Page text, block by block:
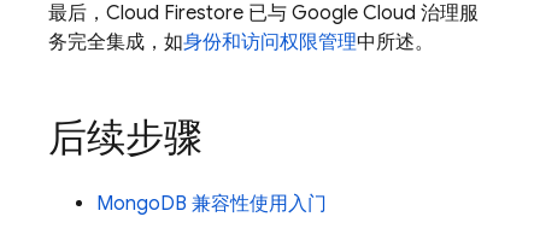
最后， Cloud Firestore 已与 Google Cloud 治理服
务完全集成，如身份和访问权限管理中所述。
后续步骤
MongoDB 兼容性使用入门